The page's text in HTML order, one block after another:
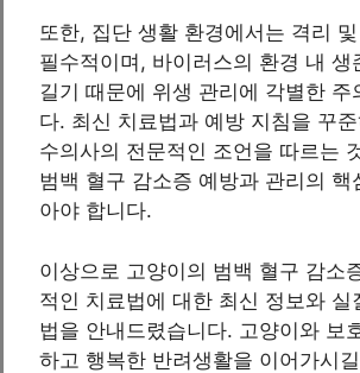
또한, 집단 생활 환경에서는 격리
필수적이며, 바이러스의 환경 내 생
길기 때문에 위생 관리에 각별한 주
다. 최신 치료법과 예방 지침을 꾸
수의사의 전문적인 조언을 따르는
범백 혈구 감소증 예방과 관리의 핵
아야 합니다.
이상으로 고양이의 범백 혈구 감소
적인 치료법에 대한 최신 정보와 실
법을 안내드렸습니다. 고양이와 보
하고 행복한 반려생활을 이어가시